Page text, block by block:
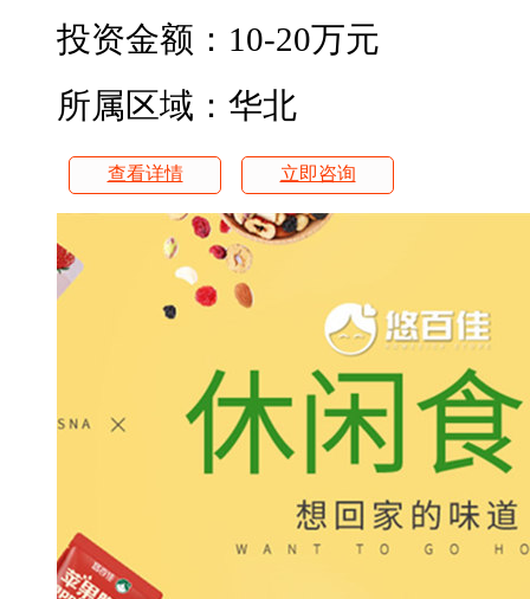
投资金额： 10-20万元
所属区域：华北
查看详情 立即咨询